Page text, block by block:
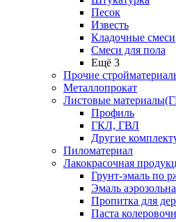
Песок
Известь
Кладочные смеси
Смеси для пола
Ещё 3
Прочие
Металлопрокат
Листовые
Профиль
ГКЛ, ГВЛ
Другие
Пиломатериал
Лакокрасочная
Грунт-эмаль по
Эмаль
Пропитка для
Паста